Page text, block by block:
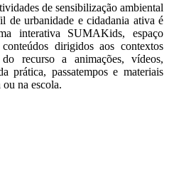
de sensibilização ambiental
de urbanidade e cidadania ativa é
interativa SUMAKids, espaço
dirigidos aos contextos
recurso a animações, vídeos,
prática, passatempos e materiais
ou na escola.